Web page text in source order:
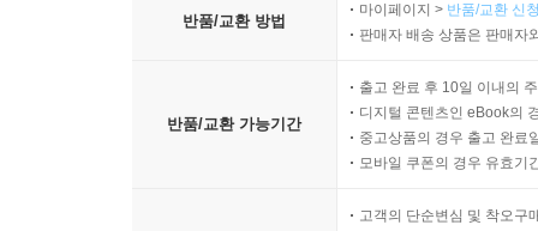
반품/교환 방법
마이페이지 > 반품/교환 신
판매자 배송 상품은 판매자
반품/교환 가능기간
출고 완료 후 10일 이내의
디지털 콘텐츠인 eBook의
중고상품의 경우 출고 완료
모바일 쿠폰의 경우 유효기
고객의 단순변심 및 착오구